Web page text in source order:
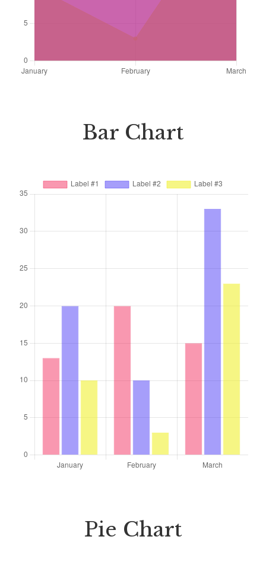
Bar Chart
Pie Chart